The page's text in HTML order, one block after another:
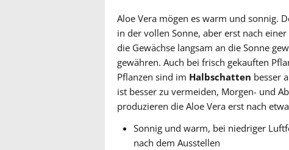
Aloe Vera mögen es warm und sonnig.
in der vollen Sonne, aber erst nach
die Gewächse langsam an die Sonne
gewähren. Auch bei frisch gekauften
Pflanzen sind im Halbschatten besser
ist besser zu vermeiden, Morgen- und
produzieren die Aloe Vera erst nach
Sonnig und warm, bei niedriger
nach dem Ausstellen